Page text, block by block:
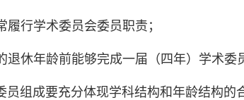
履行学术委员会委员职责；
退休年龄前能够完成一届（四年）学术委
员组成要充分体现学科结构和年龄结构的